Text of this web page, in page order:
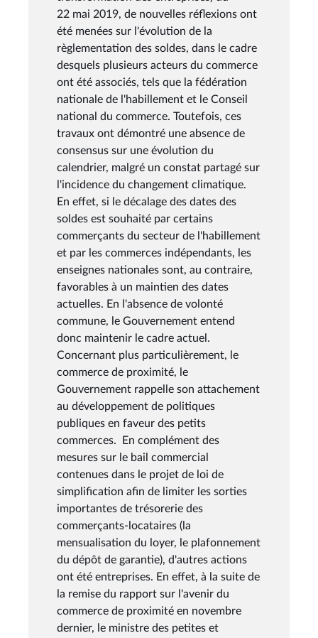
22 mai 2019, de nouvelles réflexions ont
été menées sur l'évolution de la
règlementation des soldes, dans le cadre
desquels plusieurs acteurs du commerce
ont été associés, tels que la fédération
nationale de l'habillement et le Conseil
national du commerce. Toutefois, ces
travaux ont démontré une absence de
consensus sur une évolution du
calendrier, malgré un constat partagé sur
l'incidence du changement climatique.
En effet, si le décalage des dates des
soldes est souhaité par certains
commerçants du secteur de l'habillement
et par les commerces indépendants, les
enseignes nationales sont, au contraire,
favorables à un maintien des dates
actuelles. En l'absence de volonté
commune, le Gouvernement entend
donc maintenir le cadre actuel.
Concernant plus particulièrement, le
commerce de proximité, le
Gouvernement rappelle son attachement
au développement de politiques
publiques en faveur des petits
commerces. En complément des
mesures sur le bail commercial
contenues dans le projet de loi de
simplification afin de limiter les sorties
importantes de trésorerie des
commerçants-locataires (la
mensualisation du loyer, le plafonnement
du dépôt de garantie), d'autres actions
ont été entreprises. En effet, à la suite de
la remise du rapport sur l'avenir du
commerce de proximité en novembre
dernier, le ministre des petites et